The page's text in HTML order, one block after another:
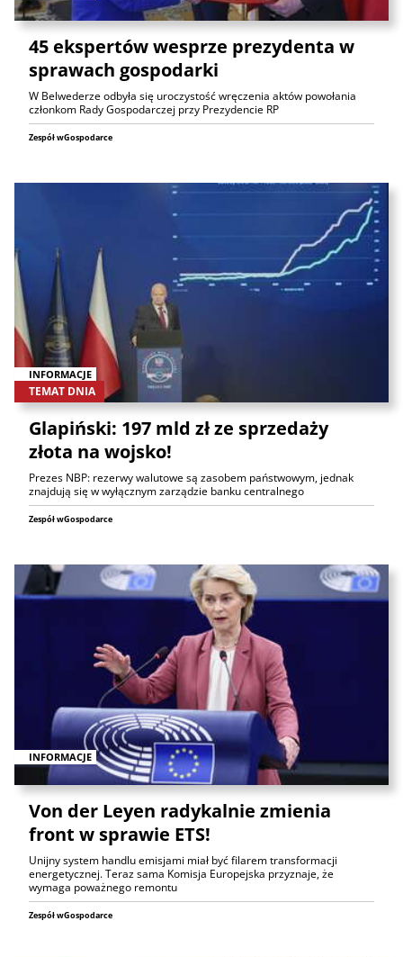
45 ekspertów wesprze prezydenta w
sprawach gospodarki
W Belwederze odbyła się uroczystość wręczenia aktów powołania
członkom Rady Gospodarczej przy Prezydencie RP
Zespół wGospodarce
INFORMACJE
TEMAT DNIA
Glapiński: 197 mld zł ze sprzedaży
złota na wojsko!
Prezes NBP: rezerwy walutowe są zasobem państwowym, jednak
znajdują się w wyłącznym zarządzie banku centralnego
Zespół wGospodarce
INFORMACJE
Von der Leyen radykalnie zmienia
front w sprawie ETS!
Unijny system handlu emisjami miał być filarem transformacji
energetycznej. Teraz sama Komisja Europejska przyznaje, że
wymaga poważnego remontu
Zespół wGospodarce